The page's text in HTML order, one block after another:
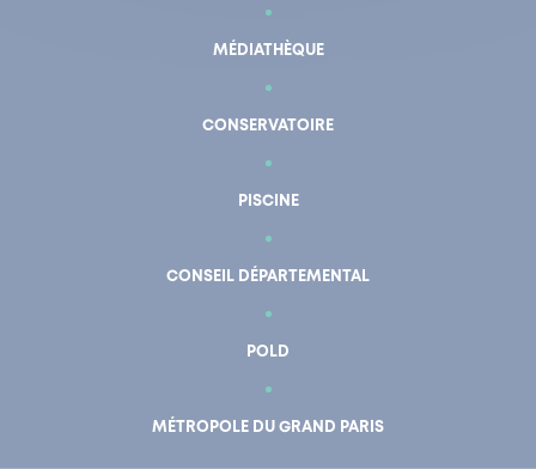
MÉDIATHÈQUE
CONSERVATOIRE
PISCINE
CONSEIL DÉPARTEMENTAL
POLD
MÉTROPOLE DU GRAND PARIS
En un clic Mon compte